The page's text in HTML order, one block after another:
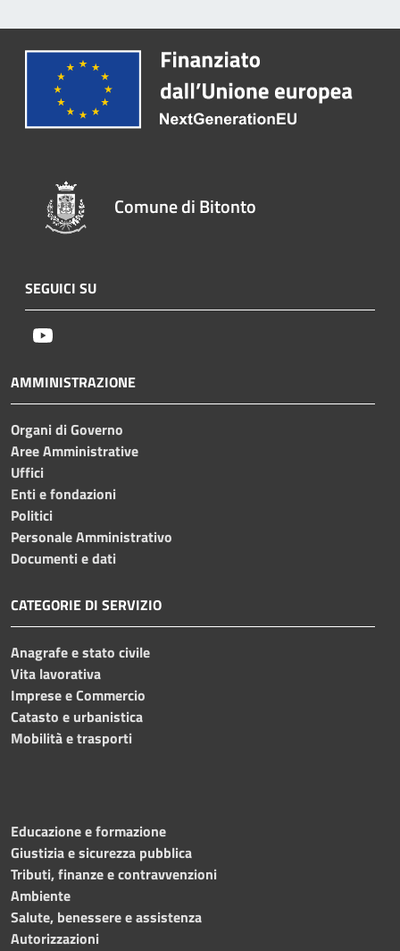
Comune di Bitonto
SEGUICI SU
AMMINISTRAZIONE
Organi di Governo
Aree Amministrative
Uffici
Enti e fondazioni
Politici
Personale Amministrativo
Documenti e dati
CATEGORIE DI SERVIZIO
Anagrafe e stato civile
Vita lavorativa
Imprese e Commercio
Catasto e urbanistica
Mobilità e trasporti
Educazione e formazione
Giustizia e sicurezza pubblica
Tributi, finanze e contravvenzioni
Ambiente
Salute, benessere e assistenza
Autorizzazioni